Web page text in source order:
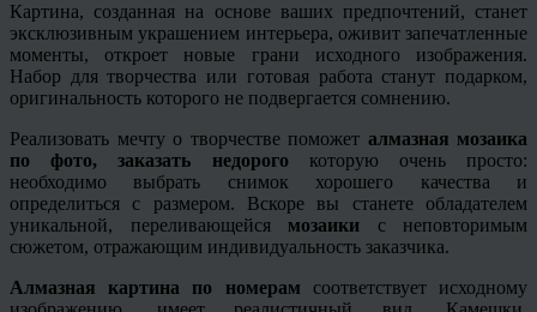
Картина, созданная на основе ваших предпочтений, станет
эксклюзивным украшением интерьера, оживит запечатленные
моменты, откроет новые грани исходного изображения.
Набор для творчества или готовая работа станут подарком,
оригинальность которого не подвергается сомнению.
Реализовать мечту о творчестве поможет алмазная мозаика
по фото, заказать недорогокоторую очень просто:
необходимо выбрать снимок хорошего качества и
определиться с размером. Вскоре вы станете обладателем
уникальной, переливающейся мозаики с неповторимым
сюжетом, отражающим индивидуальность заказчика.
Алмазная картина по номерам соответствует исходному